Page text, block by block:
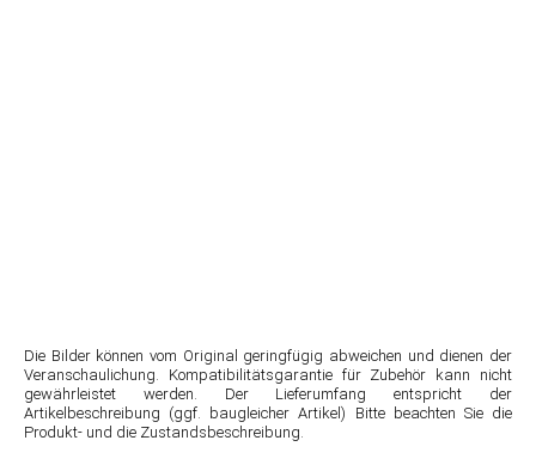
Die Bilder können vom Original geringfügig abweichen und dienen der
Veranschaulichung. Kompatibilitätsgarantie für Zubehör kann nicht
gewährleistet werden. Der Lieferumfang entspricht der
Artikelbeschreibung (ggf. baugleicher Artikel) Bitte beachten Sie die
Produkt- und die Zustandsbeschreibung.